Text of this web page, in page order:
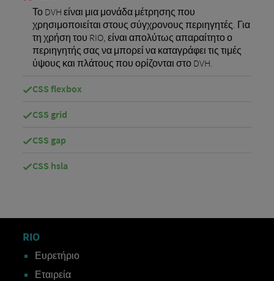
Το DVH είναι μια μονάδα μέτρησης που
χρησιμοποιείται στους σύγχρονους περιηγητές. Για
τη χρήση του RIO, είναι απολύτως απαραίτητο ο
περιηγητής σας να μπορεί να καταγράφει τις τιμές
ύψους και πλάτους που ορίζονται στο DVH.
CSS flexbox
CSS grid
CSS gap
CSS hsla
RIO
Ευρετήριο
Εταιρεία